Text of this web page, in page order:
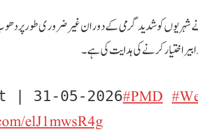
کو شدید گرمی کے دوران غیر ضروری طور پر دھوپ
اختیار کرنے کی ہدایت کی ہے۔
| 31-05-2026#PMD
elJ1mwsR4g